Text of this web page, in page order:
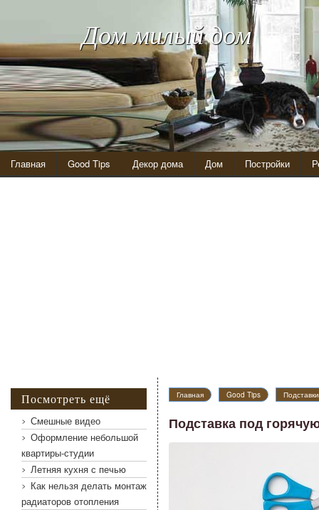
Дом милый дом
Главная Good Tips Декор дома Дом Постройки
Главная Good Tips
Подставка под
Посмотреть ещё
Смешные видео
Оформление небольшой
квартиры-студии
Летняя кухня с печью
Как нельзя делать монтаж
радиаторов отопления